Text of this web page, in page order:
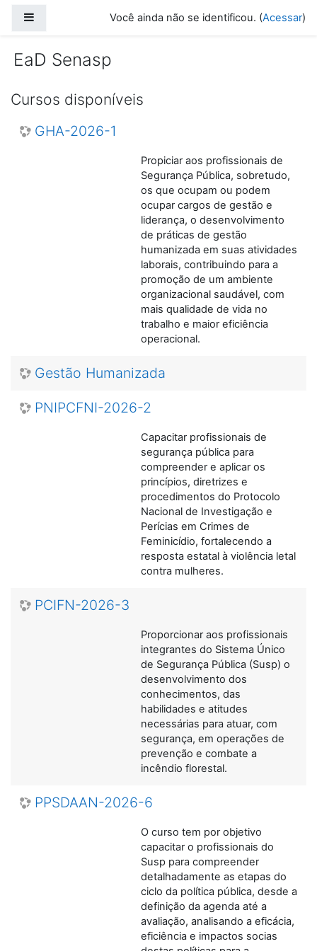
Você ainda não se identificou. (Acessar)
EaD Senasp
Cursos disponíveis
GHA-2026-1
Propiciar aos profissionais de
Segurança Pública, sobretudo,
os que ocupam ou podem
ocupar cargos de gestão e
liderança, o desenvolvimento
de práticas de gestão
humanizada em suas atividades
laborais, contribuindo para a
promoção de um ambiente
organizacional saudável, com
mais qualidade de vida no
trabalho e maior eficiência
operacional.
Gestão Humanizada
PNIPCFNI-2026-2
Capacitar profissionais de
segurança pública para
compreender e aplicar os
princípios, diretrizes e
procedimentos do Protocolo
Nacional de Investigação e
Perícias em Crimes de
Feminicídio, fortalecendo a
resposta estatal à violência letal
contra mulheres.
PCIFN-2026-3
Proporcionar aos profissionais
integrantes do Sistema Único
de Segurança Pública (Susp) o
desenvolvimento dos
conhecimentos, das
habilidades e atitudes
necessárias para atuar, com
segurança, em operações de
prevenção e combate a
incêndio florestal.
PPSDAAN-2026-6
O curso tem por objetivo
capacitar o profissionais do
Susp para compreender
detalhadamente as etapas do
ciclo da política pública, desde a
definição da agenda até a
avaliação, analisando a eficácia,
eficiência e impactos socias